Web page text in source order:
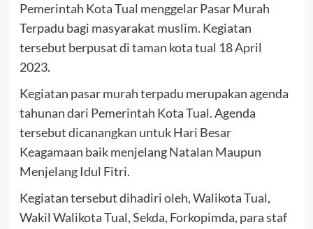
Pemerintah Kota Tual menggelar Pasar Murah
Terpadu bagi masyarakat muslim. Kegiatan
tersebut berpusat di taman kota tual 18 April
2023.
Kegiatan pasar murah terpadu merupakan agenda
tahunan dari Pemerintah Kota Tual. Agenda
tersebut dicanangkan untuk Hari Besar
Keagamaan baik menjelang Natalan Maupun
Menjelang Idul Fitri.
Kegiatan tersebut dihadiri oleh, Walikota Tual,
Wakil Walikota Tual, Sekda, Forkopimda, para staf